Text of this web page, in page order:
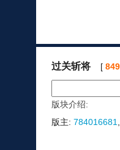
过关斩将 [ 849
版块介绍:
版主: 784016681